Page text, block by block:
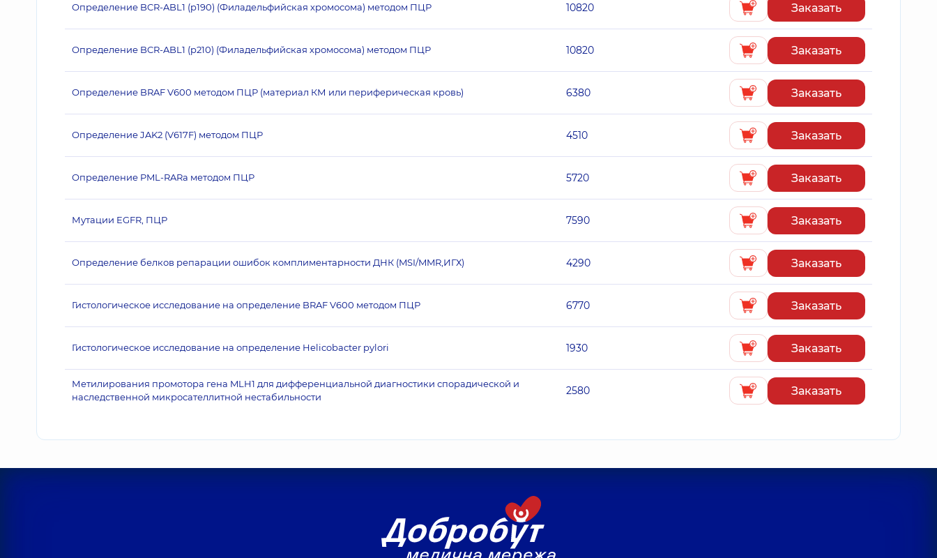
Определение BCR-ABL1 (p190) (Филадельфийская хромосома) методом ПЦР 10820 Заказать
Определение BCR-ABL1 (p210) (Филадельфийская хромосома) методом ПЦР 10820 Заказать
Определение BRAF V600 методом ПЦР (материал КМ или периферическая кровь) 6380 Заказать
Определение JAK2 (V617F) методом ПЦР 4510 Заказать
Определение PML-RARа методом ПЦР 5720 Заказать
Мутации EGFR, ПЦР 7590 Заказать
Определение белков репарации ошибок комплиментарности ДНК (MSI/MMR,ИГХ) 4290 Заказать
Гистологическое исследование на определение BRAF V600 методом ПЦР 6770 Заказать
Гистологическое исследование на определение Helicobacter pylori 1930 Заказать
Метилирования промотора гена MLH1 для дифференциальной диагностики спорадической и
наследственной микросателлитной нестабильности
2580 Заказать